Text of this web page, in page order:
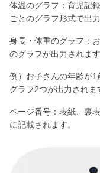
体温のグラフ：育児記
ごとのグラフ形式で出力
身長・体重のグラフ：
のグラフが出力されます
例）お子さんの年齢が
グラフ2つが出力され
ページ番号：表紙、裏
に記載されます。